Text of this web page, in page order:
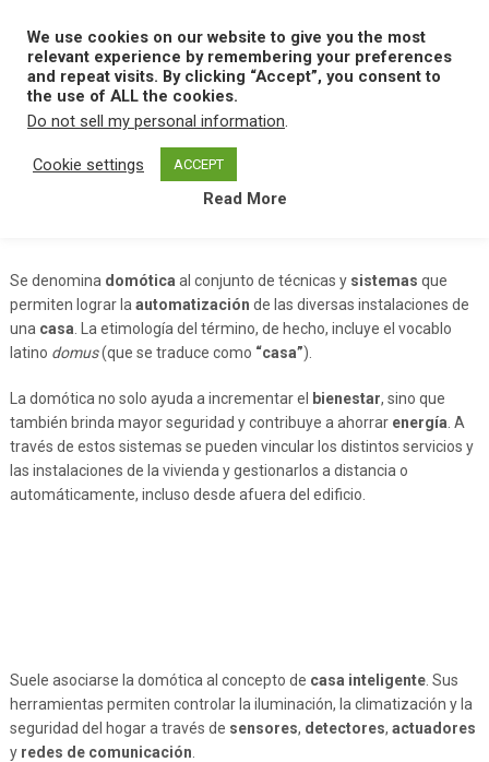
content
MENU
Home D Domotica
Se denomina domótica al conjunto de técnicas y sistemas que
permiten lograr la automatización de las diversas instalaciones de
una casa . La etimología del término, de hecho, incluye el vocablo
latino domus(que se traduce como “casa”).
La domótica no solo ayuda a incrementar el bienestar, sino que
también brinda mayor seguridad y contribuye a ahorrar energía . A
través de estos sistemas se pueden vincular los distintos servicios y
las instalaciones de la vivienda y gestionarlos a distancia o
automáticamente, incluso desde afuera del edificio.
Suele asociarse la domótica al concepto de casa inteligente. Sus
herramientas permiten controlar la iluminación, la climatización y la
seguridad del hogar a través de sensores, detectores, actuadores
y redes de comunicación
We use cookies on our website to give you the most
relevant experience by remembering your preferences
and repeat visits. By clicking “Accept”, you consent to
the use of ALL the cookies.
Do not sell my personal information.
Cookie settings ACCEPT
Read More